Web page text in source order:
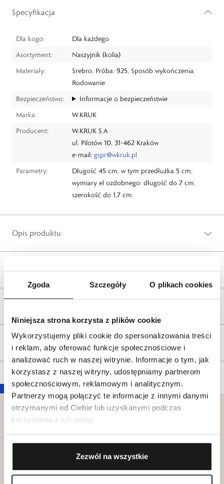
Zgoda Szczegóły O plikach cookies
Niniejsza strona korzysta z plików cookie
Wykorzystujemy pliki cookie do spersonalizowania treści
i reklam, aby oferować funkcje społecznościowe i
analizować ruch w naszej witrynie. Informacje o tym, jak
korzystasz z naszej witryny, udostępniamy partnerom
społecznościowym, reklamowym i analitycznym.
Partnerzy mogą połączyć te informacje z innymi danymi
otrzymanymi od Ciebie lub uzyskanymi podczas
korzystania z ich usług.
Zezwól na wszystkie
Specyfikacja
Dla kogo:
Dla każdego
Asortyment:
Naszyjnik (kolia)
Materiały:
Srebro, Próba: 925, Sposób wykończenia:
Rodowanie
Bezpieczeństwo:
Informacje o bezpieczeństwie
Marka:
W.KRUK
Producent:
W.KRUK S.A
ul. Pilotów 10, 31-462 Kraków
e-mail: gspr@wkruk.pl
Parametry:
Długość 45 cm, w tym przedłużka 5 cm,
wymiary el ozdobnego: długość do 7 cm,
szerokość do 1,7 cm.
Opis produktu
Wysyłka
Tagi
Przyjaciół
W.KRUK
Katalogi
W.KRUK